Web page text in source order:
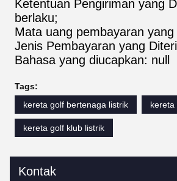
Ketentuan Pengiriman yang
berlaku;
Mata uang pembayaran
Jenis Pembayaran yang
Bahasa yang diucapkan: null
Tags:
kereta golf bertenaga listrik
kereta
kereta golf klub listrik
Kontak